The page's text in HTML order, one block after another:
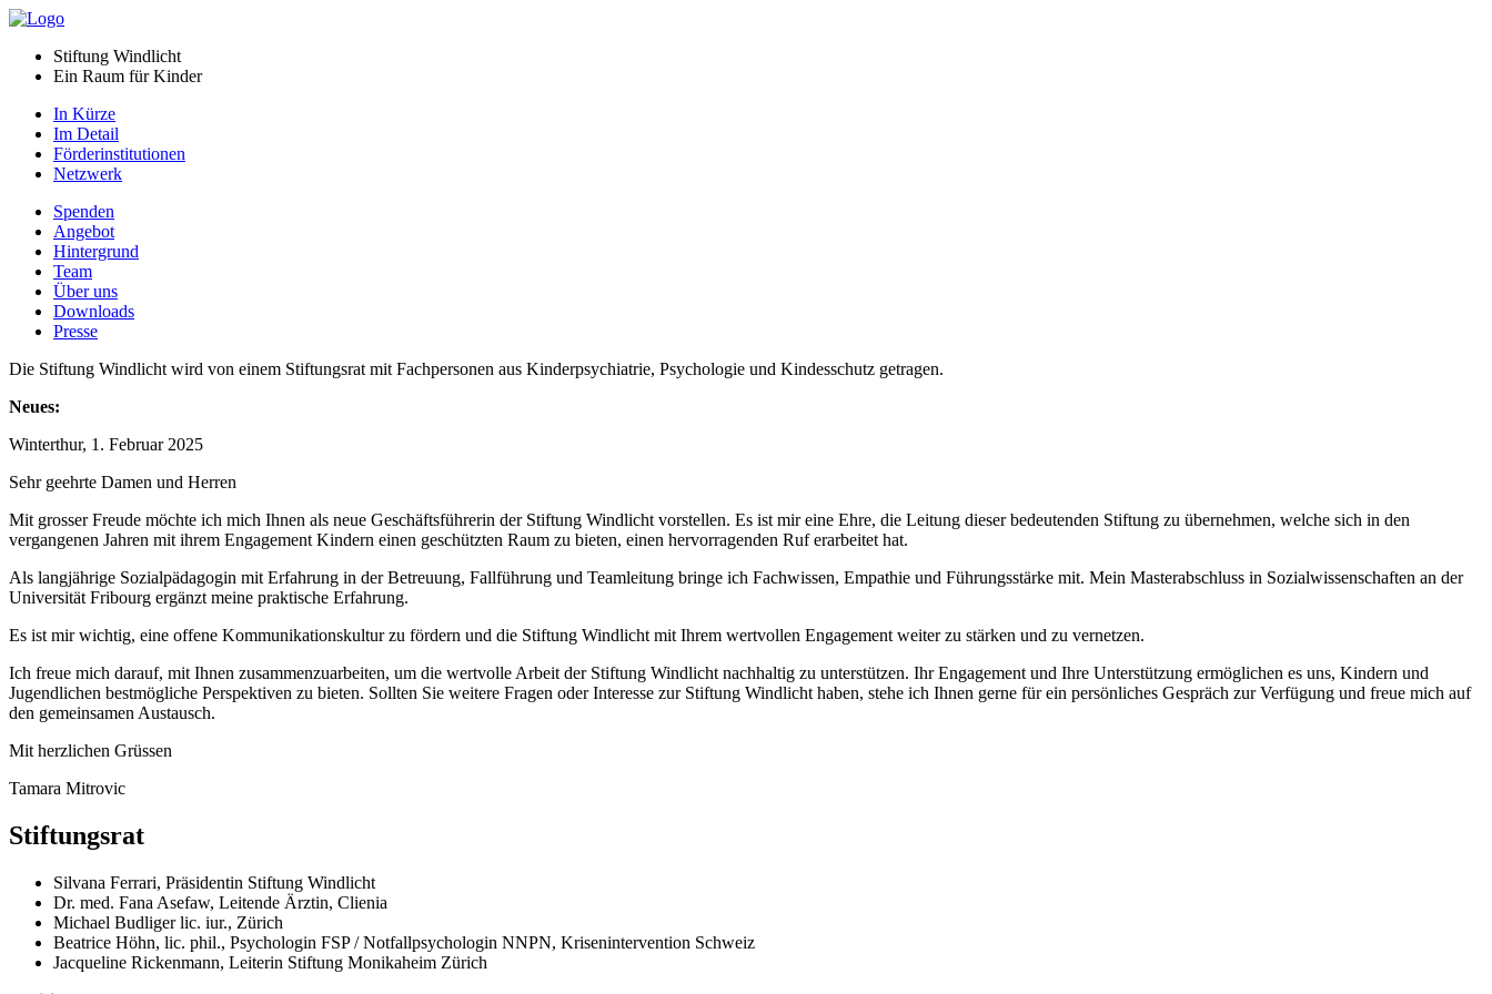
Stiftung Windlicht
Ein Raum für Kinder
In Kürze
Im Detail
Förderinstitutionen
Netzwerk
Spenden
Angebot
Hintergrund
Team
Über uns
Downloads
Presse
Die Stiftung Windlicht wird von einem Stiftungsrat mit Fachpersonen aus Kinderpsychiatrie, Psychologie und Kindesschutz getragen.
Neues:
Winterthur, 1. Februar 2025
Sehr geehrte Damen und Herren
Mit grosser Freude möchte ich mich Ihnen als neue Geschäftsführerin der Stiftung Windlicht vorstellen. Es ist mir eine Ehre, die Leitung dieser bedeutenden Stiftung zu übernehmen, welche sich in den
vergangenen Jahren mit ihrem Engagement Kindern einen geschützten Raum zu bieten, einen hervorragenden Ruf erarbeitet hat.
Als langjährige Sozialpädagogin mit Erfahrung in der Betreuung, Fallführung und Teamleitung bringe ich Fachwissen, Empathie und Führungsstärke mit. Mein Masterabschluss in Sozialwissenschaften an der
Universität Fribourg ergänzt meine praktische Erfahrung.
Es ist mir wichtig, eine offene Kommunikationskultur zu fördern und die Stiftung Windlicht mit Ihrem wertvollen Engagement weiter zu stärken und zu vernetzen.
Ich freue mich darauf, mit Ihnen zusammenzuarbeiten, um die wertvolle Arbeit der Stiftung Windlicht nachhaltig zu unterstützen. Ihr Engagement und Ihre Unterstützung ermöglichen es uns, Kindern und
Jugendlichen bestmögliche Perspektiven zu bieten. Sollten Sie weitere Fragen oder Interesse zur Stiftung Windlicht haben, stehe ich Ihnen gerne für ein persönliches Gespräch zur Verfügung und freue mich auf
den gemeinsamen Austausch.
Mit herzlichen Grüssen
Tamara Mitrovic
Stiftungsrat
Silvana Ferrari, Präsidentin Stiftung Windlicht
Dr. med. Fana Asefaw, Leitende Ärztin, Clienia
Michael Budliger lic. iur., Zürich
Beatrice Höhn, lic. phil., Psychologin FSP / Notfallpsychologin NNPN, Krisenintervention Schweiz
Jacqueline Rickenmann, Leiterin Stiftung Monikaheim Zürich